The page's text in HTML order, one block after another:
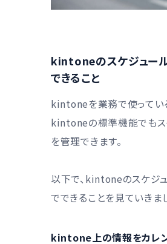
kintoneのスケジュー
できること
kintoneを業務で使ってい
kintoneの標準機能でもス
を管理できます。
以下で、kintoneのスケジ
でできることを見ていきまし
kintone上の情報をカレ